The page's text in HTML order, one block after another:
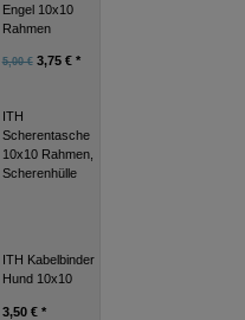
Herz Leicht
4,99 € *
Engel 10x10
Rahmen
5,00 €3,75 € *
ITH
Scherentasche
10x10 Rahmen,
Scherenhülle
ITH Kabelbinder
Hund 10x10
3,50 € *